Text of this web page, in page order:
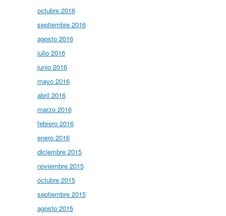
octubre 2016
septiembre 2016
agosto 2016
julio 2016
junio 2016
mayo 2016
abril 2016
marzo 2016
febrero 2016
enero 2016
diciembre 2015
noviembre 2015
octubre 2015
septiembre 2015
agosto 2015